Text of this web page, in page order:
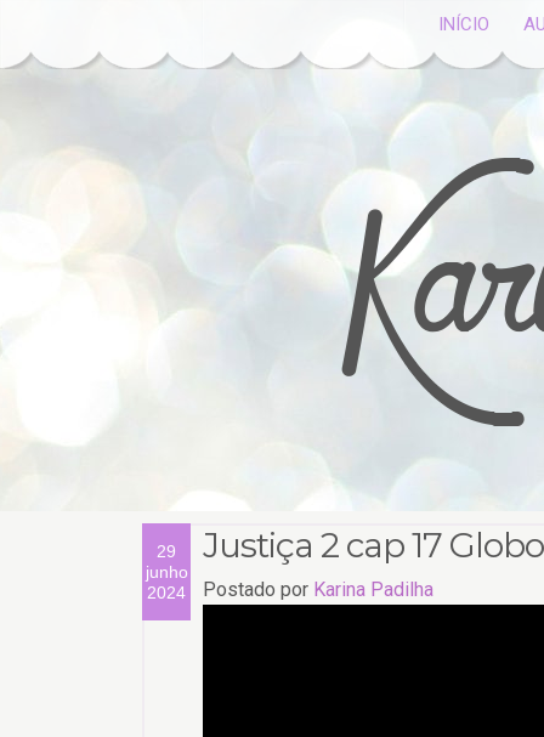
INÍCIO
29
junho
2024
Justiça 2 cap 17
Postado por Karina Padilha